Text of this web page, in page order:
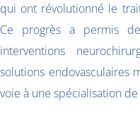
qui ont révolutionné le
Ce progrès a permis
interventions
solutions endovasculaires
voie à une spécialisation de